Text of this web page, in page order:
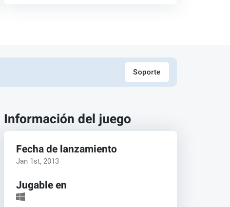
Soporte
Información del juego
Fecha de lanzamiento
Jan 1st, 2013
Jugable en